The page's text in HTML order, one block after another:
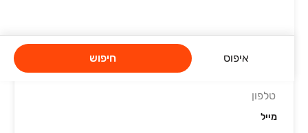
איפוס חיפוש
מייל